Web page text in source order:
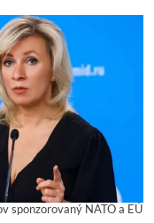
sponzorovaný NATO a EÚ